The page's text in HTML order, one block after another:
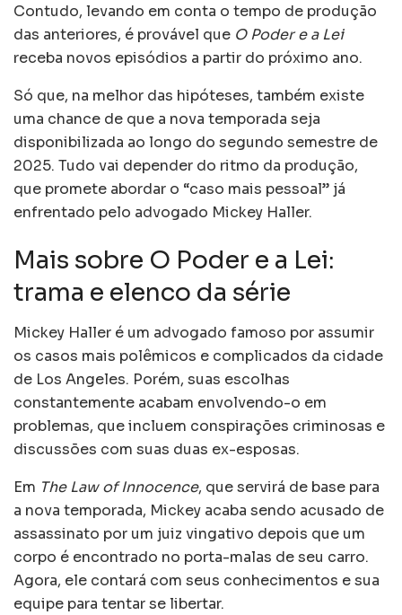
Contudo, levando em conta o tempo de produção
das anteriores, é provável que O Poder e a Lei
receba novos episódios a partir do próximo ano.
Só que, na melhor das hipóteses, também existe
uma chance de que a nova temporada seja
disponibilizada ao longo do segundo semestre de
2025. Tudo vai depender do ritmo da produção,
que promete abordar o “caso mais pessoal” já
enfrentado pelo advogado Mickey Haller.
Mais sobre O Poder e a Lei:
trama e elenco da série
Mickey Haller é um advogado famoso por assumir
os casos mais polêmicos e complicados da cidade
de Los Angeles. Porém, suas escolhas
constantemente acabam envolvendo-o em
problemas, que incluem conspirações criminosas e
discussões com suas duas ex-esposas.
Em The Law of Innocence, que servirá de base para
a nova temporada, Mickey acaba sendo acusado de
assassinato por um juiz vingativo depois que um
corpo é encontrado no porta-malas de seu carro.
Agora, ele contará com seus conhecimentos e sua
equipe para tentar se libertar.